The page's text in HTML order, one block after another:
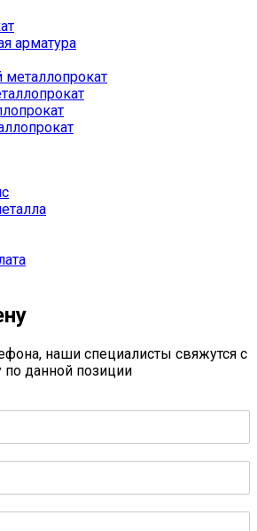
арматура
наши специалисты свяжутся с
по данной позиции